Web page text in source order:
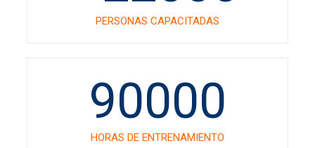
PERSONAS CAPACITADAS
90000
HORAS DE ENTRENAMIENTO